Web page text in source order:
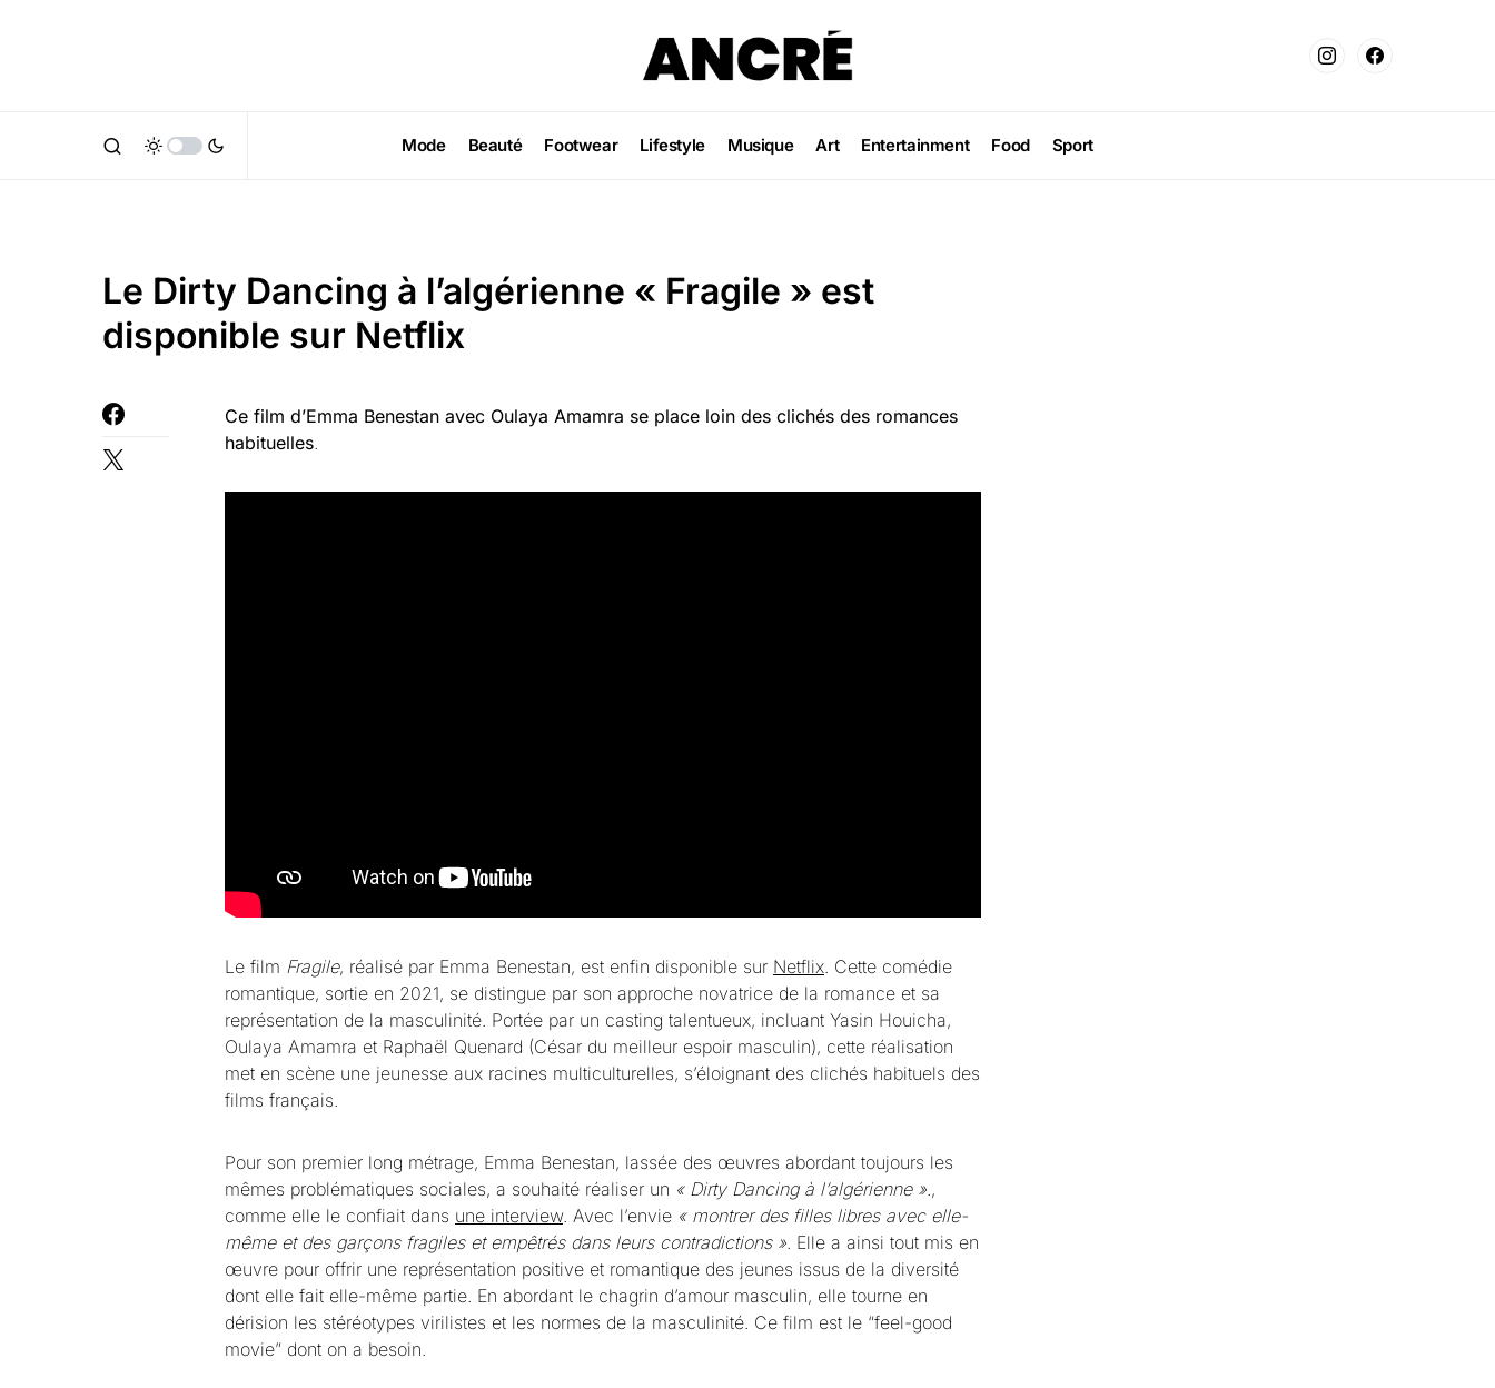
Mode Beauté Footwear Lifestyle Musique Art Entertainment Food Sport
Le Dirty Dancing à l’algérienne « Fragile » est
disponible sur Netflix
Ce film d’Emma Benestan avec Oulaya Amamra se place loin des clichés des romances
habituelles.
Le film Fragile, réalisé par Emma Benestan, est enfin disponible sur Netflix . Cette comédie
romantique, sortie en 2021, se distingue par son approche novatrice de la romance et sa
représentation de la masculinité. Portée par un casting talentueux, incluant Yasin Houicha,
Oulaya Amamra et Raphaël Quenard (César du meilleur espoir masculin), cette réalisation
met en scène une jeunesse aux racines multiculturelles, s’éloignant des clichés habituels des
films français.
Pour son premier long métrage, Emma Benestan, lassée des œuvres abordant toujours les
mêmes problématiques sociales, a souhaité réaliser un « Dirty Dancing à l’algérienne » .,
comme elle le confiait dans une interview. Avec l’envie « montrer des filles libres avec elle-
même et des garçons fragiles et empêtrés dans leurs contradictions » . Elle a ainsi tout mis en
œuvre pour offrir une représentation positive et romantique des jeunes issus de la diversité
dont elle fait elle-même partie. En abordant le chagrin d’amour masculin, elle tourne en
dérision les stéréotypes virilistes et les normes de la masculinité. Ce film est le “feel-good
movie” dont on a besoin.